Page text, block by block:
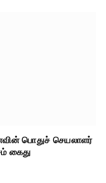
பொதுச் செயலாளர்
கைது